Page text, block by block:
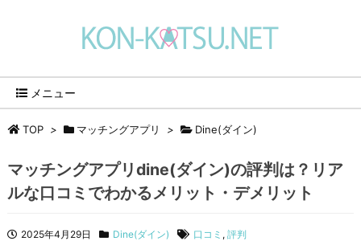
メニュー
TOP > マッチングアプリ > Dine(ダイン)​
マッチングアプリdine(ダイン)の評判は？リア
ルな口コミでわかるメリット・デメリット
2025年4月29日 Dine(ダイン)​ 口コミ , 評判